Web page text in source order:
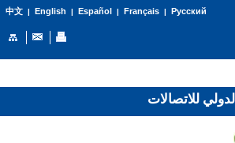
中文| English | Español | Français| Русский
للاتصالات